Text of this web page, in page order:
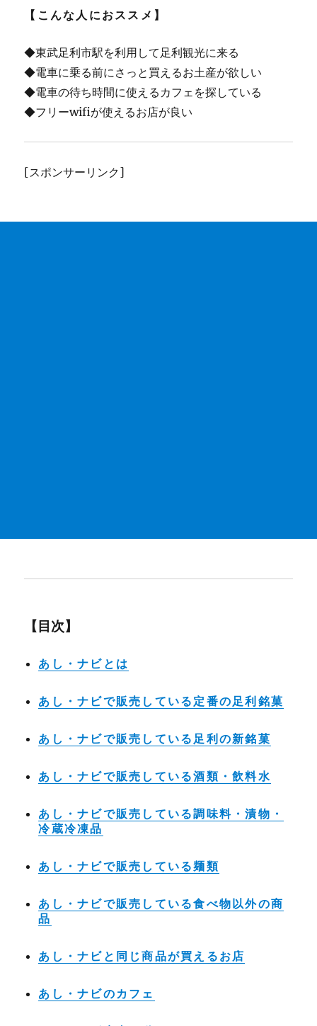
【こんな人におススメ】
◆東武足利市駅を利用して足利観光に来る
◆電車に乗る前にさっと買えるお土産が欲しい
◆電車の待ち時間に使えるカフェを探している
◆フリーwifiが使えるお店が良い
[スポンサーリンク]
【目次】
あし・ナビとは
あし・ナビで販売している定番の足利銘菓
あし・ナビで販売している足利の新銘菓
あし・ナビで販売している酒類・飲料水
あし・ナビで販売している調味料・漬物・
冷蔵冷凍品
あし・ナビで販売している麺類
あし・ナビで販売している食べ物以外の商
品
あし・ナビと同じ商品が買えるお店
あし・ナビのカフェ